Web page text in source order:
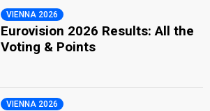
VIENNA 2026
Eurovision 2026 Results: All the
Voting & Points
VIENNA 2026